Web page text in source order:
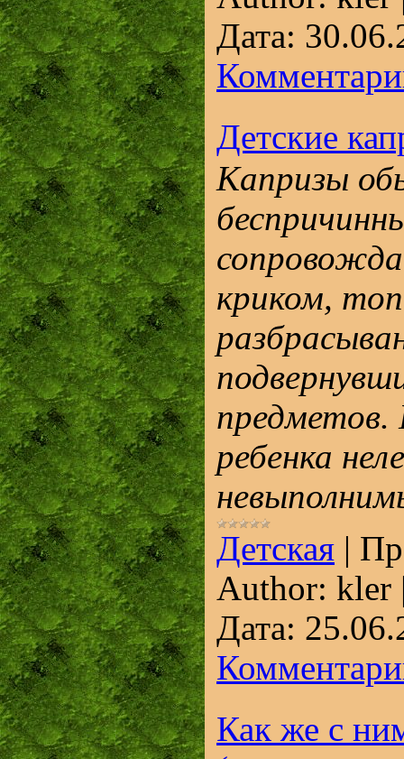
Дата:
Детские
Капризы
криком,
предметов.
ребенка
Детская |
Author: kler
Дата:
Как же с